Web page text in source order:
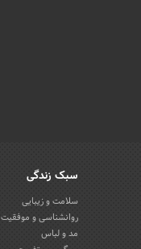
سبک زندگی
سلامت و زیبایی
روانشناسی و موفقیت
مد و لباس